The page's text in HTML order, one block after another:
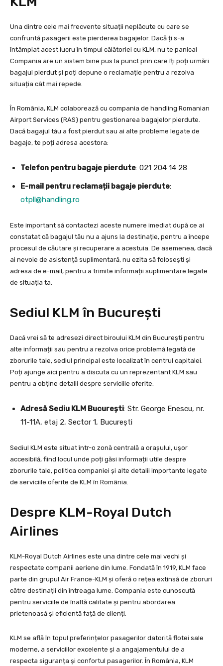
Una dintre cele mai frecvente situații neplăcute cu care se
confruntă pasagerii este pierderea bagajelor. Dacă ți s-a
întâmplat acest lucru în timpul călătoriei cu KLM, nu te panica!
Compania are un sistem bine pus la punct prin care îți poți urmări
bagajul pierdut și poți depune o reclamație pentru a rezolva
situația cât mai repede.
În România, KLM colaborează cu compania de handling Romanian
Airport Services (RAS) pentru gestionarea bagajelor pierdute.
Dacă bagajul tău a fost pierdut sau ai alte probleme legate de
bagaje, te poți adresa acestora:
Telefon pentru bagaje pierdute: 021 204 14 28
E-mail pentru reclamații bagaje pierdute:
otpll@handling.ro
Este important să contactezi aceste numere imediat după ce ai
constatat că bagajul tău nu a ajuns la destinație, pentru a începe
procesul de căutare și recuperare a acestuia. De asemenea, dacă
ai nevoie de asistență suplimentară, nu ezita să folosești și
adresa de e-mail, pentru a trimite informații suplimentare legate
de situația ta.
Sediul KLM în București
Dacă vrei să te adresezi direct biroului KLM din București pentru
alte informații sau pentru a rezolva orice problemă legată de
zborurile tale, sediul principal este localizat în centrul capitalei.
Poți ajunge aici pentru a discuta cu un reprezentant KLM sau
pentru a obține detalii despre serviciile oferite:
Adresă Sediu KLM București: Str. George Enescu, nr.
11-11A, etaj 2, Sector 1, București
Sediul KLM este situat într-o zonă centrală a orașului, ușor
accesibilă, fiind locul unde poți găsi informații utile despre
zborurile tale, politica companiei și alte detalii importante legate
de serviciile oferite de KLM în România.
Despre KLM-Royal Dutch
Airlines
KLM-Royal Dutch Airlines este una dintre cele mai vechi și
respectate companii aeriene din lume. Fondată în 1919, KLM face
parte din grupul Air France-KLM și oferă o rețea extinsă de zboruri
către destinații din întreaga lume. Compania este cunoscută
pentru serviciile de înaltă calitate și pentru abordarea
prietenoasă și eficientă față de clienți.
KLM se află în topul preferințelor pasagerilor datorită flotei sale
moderne, a serviciilor excelente și a angajamentului de a
respecta siguranța și confortul pasagerilor. În România, KLM